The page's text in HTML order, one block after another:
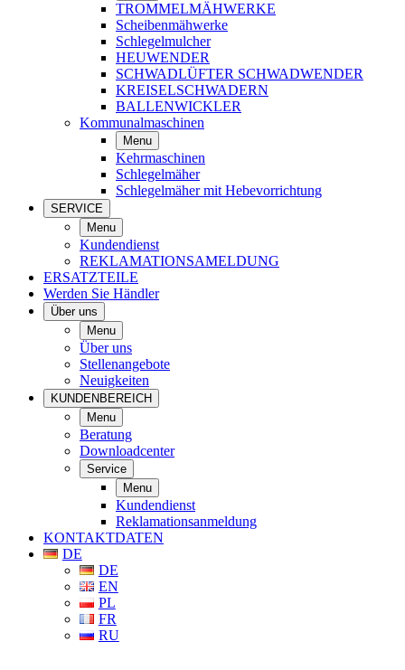
TROMMELMÄHWERKE
Scheibenmähwerke
Schlegelmulcher
HEUWENDER
SCHWADLÜFTER SCHWADWENDER
KREISELSCHWADERN
BALLENWICKLER
Kommunalmaschinen
Menu
Kehrmaschinen
Schlegelmäher
Schlegelmäher mit Hebevorrichtung
SERVICE
Menu
Kundendienst
REKLAMATIONSAMELDUNG
ERSATZTEILE
Werden Sie Händler
Über uns
Menu
Über uns
Stellenangebote
Neuigkeiten
KUNDENBEREICH
Menu
Beratung
Downloadcenter
Service
Menu
Kundendienst
Reklamationsanmeldung
KONTAKTDATEN
DE
DE
EN
PL
FR
RU